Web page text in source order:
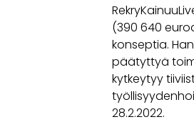
(390 640
konseptia.
päätyttyä
kytkeytyy
28.2.2022.